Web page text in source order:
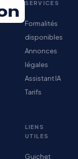
SERVICES
Formalités
disponibles
Annonces
légales
Assistant IA
Tarifs
LIENS
UTILES
Guichet